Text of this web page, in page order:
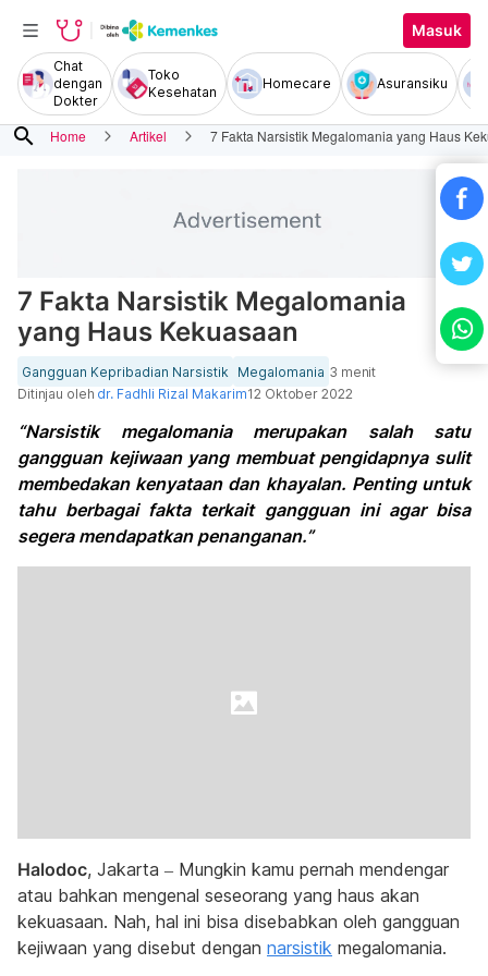
Masuk
Chat
dengan
Dokter
Toko
Kesehatan
Homecare Asuransiku
search Home Artikel 7 Fakta Narsistik Megalomania yang Haus
7 Fakta Narsistik Megalomania
yang Haus Kekuasaan
Gangguan Kepribadian Narsistik Megalomania 3 menit
Ditinjau oleh dr. Fadhli Rizal Makarim12 Oktober 2022
“Narsistik megalomania merupakan salah satu
gangguan kejiwaan yang membuat pengidapnya sulit
membedakan kenyataan dan khayalan. Penting untuk
tahu berbagai fakta terkait gangguan ini agar bisa
segera mendapatkan penanganan.”
Halodoc, Jakarta – Mungkin kamu pernah mendengar
atau bahkan mengenal seseorang yang haus akan
kekuasaan. Nah, hal ini bisa disebabkan oleh gangguan
kejiwaan yang disebut dengan narsistik megalomania.